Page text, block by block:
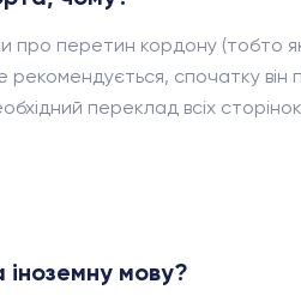
про перетин кордону
спочатку
переклад всіх
мову?